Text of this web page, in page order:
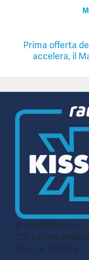
Prima offerta
accelera, il
© CN MEDIA S.r.l.
C.F. e P.IVA
R.E.A. n. 727803